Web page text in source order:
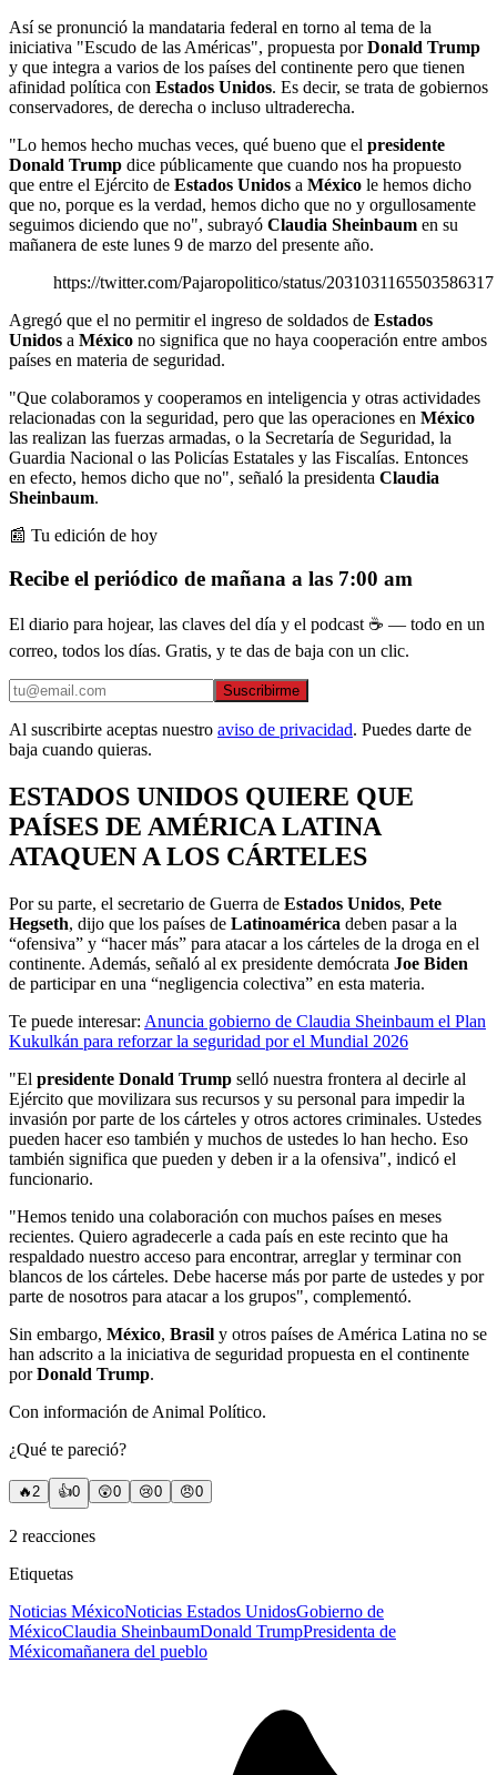
Así se pronunció la mandataria federal en torno al tema de la
iniciativa "Escudo de las Américas", propuesta porDonald Trump
y que integra a varios de los países del continente pero que tienen
afinidad política con Estados Unidos. Es decir, se trata de gobiernos
conservadores, de derecha o incluso ultraderecha.
"Lo hemos hecho muchas veces, qué bueno que el presidente
Donald Trump dice públicamente que cuando nos ha propuesto
que entre el Ejército de Estados Unidos a México le hemos dicho
que no, porque es la verdad, hemos dicho que no y orgullosamente
seguimos diciendo que no", subrayó Claudia Sheinbaum en su
mañanera de este lunes 9 de marzo del presente año.
https://twitter.com/Pajaropolitico/status/2031031165503586317
Agregó que el no permitir el ingreso de soldados de Estados
Unidos a México no significa que no haya cooperación entre ambos
países en materia de seguridad.
"Que colaboramos y cooperamos en inteligencia y otras actividades
relacionadas con la seguridad, pero que las operaciones en México
las realizan las fuerzas armadas, o la Secretaría de Seguridad, la
Guardia Nacional o las Policías Estatales y las Fiscalías. Entonces
en efecto, hemos dicho que no", señaló la presidenta Claudia
Sheinbaum.
📰 Tu edición de hoy
Recibe el periódico de mañana a las 7:00 am
El diario para hojear, las claves del día y el podcast ☕ — todo en un
correo, todos los días. Gratis, y te das de baja con un clic.
Suscribirme
Al suscribirte aceptas nuestro aviso de privacidad. Puedes darte de
baja cuando quieras.
ESTADOS UNIDOS QUIERE QUE
PAÍSES DE AMÉRICA LATINA
ATAQUEN A LOS CÁRTELES
Por su parte, el secretario de Guerra de Estados Unidos, Pete
Hegseth, dijo que los países de Latinoamérica deben pasar a la
“ofensiva” y “hacer más” para atacar a los cárteles de la droga en el
continente. Además, señaló al ex presidente demócrata Joe Biden
de participar en una “negligencia colectiva” en esta materia.
Te puede interesar: Anuncia gobierno de Claudia Sheinbaum el Plan
Kukulkán para reforzar la seguridad por el Mundial 2026
"El presidente Donald Trump selló nuestra frontera al decirle al
Ejército que movilizara sus recursos y su personal para impedir la
invasión por parte de los cárteles y otros actores criminales. Ustedes
pueden hacer eso también y muchos de ustedes lo han hecho. Eso
también significa que pueden y deben ir a la ofensiva", indicó el
funcionario.
"Hemos tenido una colaboración con muchos países en meses
recientes. Quiero agradecerle a cada país en este recinto que ha
respaldado nuestro acceso para encontrar, arreglar y terminar con
blancos de los cárteles. Debe hacerse más por parte de ustedes y por
parte de nosotros para atacar a los grupos", complementó.
Sin embargo, México, Brasil y otros países de América Latina no se
han adscrito a la iniciativa de seguridad propuesta en el continente
porDonald Trump.
Con información de Animal Político.
¿Qué te pareció?
🔥2 👍0 😲0 😢0 😠0
2 reacciones
Etiquetas
Noticias MéxicoNoticias Estados UnidosGobierno de
MéxicoClaudia SheinbaumDonald TrumpPresidenta de
Méxicomañanera del pueblo